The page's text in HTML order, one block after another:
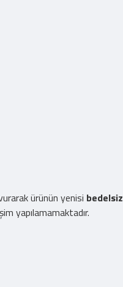
ürünün yenisi bedelsiz
yapılamamaktadır.